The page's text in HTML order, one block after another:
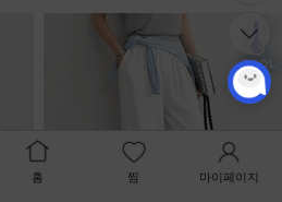
홈 찜 마이페이지